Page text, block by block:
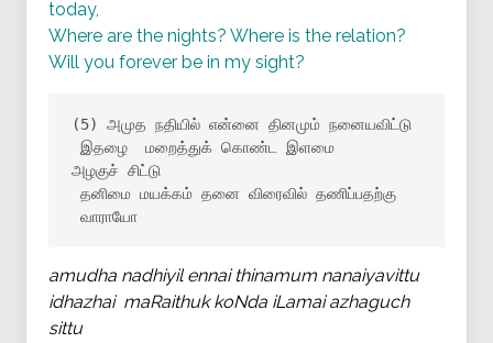
today,
Where are the nights? Where is the relation?
Will you forever be in my sight?
(5) அமுத நதியில் என்னை தினமும் நனையவிட்டு
அழகுச் சிட்டு
வாராயோ
amudha nadhiyil ennai thinamum nanaiyavittu
idhazhai maRaithuk koNda iLamai azhaguch
sittu